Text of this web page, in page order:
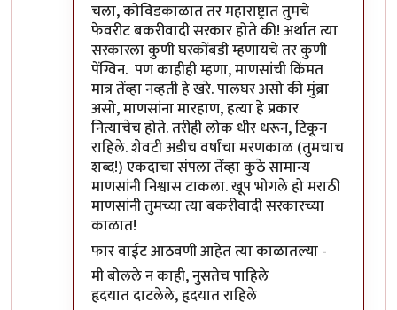
चला, कोविडकाळात तर महाराष्ट्रात तुमचे
फेवरीट बकरीवादी सरकार होते की! अर्थात त्या
सरकारला कुणी घरकोंबडी म्हणायचे तर कुणी
पेंग्विन. पण काहीही म्हणा, माणसांची किंमत
मात्र तेंव्हा नव्हती हे खरे. पालघर असो की मुंब्रा
असो, माणसांना मारहाण, हत्या हे प्रकार
नित्याचेच होते. तरीही लोक धीर धरून, टिकून
राहिले. शेवटी अडीच वर्षांचा मरणकाळ (तुमचाच
शब्द!) एकदाचा संपला तेंव्हा कुठे सामान्य
माणसांनी निश्वास टाकला. खूप भोगले हो मराठी
माणसांनी तुमच्या त्या बकरीवादी सरकारच्या
काळात!
फार वाईट आठवणी आहेत त्या काळातल्या -
मी बोलले न काही, नुसतेच पाहिले
हृदयात दाटलेले, हृदयात राहिले